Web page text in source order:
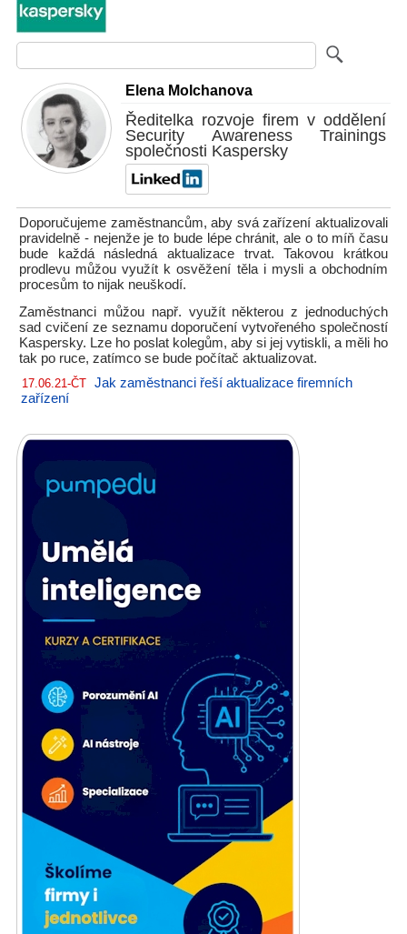
Elena Molchanova
Ředitelka rozvoje firem v oddělení
Security Awareness Trainings
společnosti Kaspersky
Doporučujeme zaměstnancům, aby svá zařízení aktualizovali
pravidelně - nejenže je to bude lépe chránit, ale o to míň času
bude každá následná aktualizace trvat. Takovou krátkou
prodlevu můžou využít k osvěžení těla i mysli a obchodním
procesům to nijak neuškodí.
Zaměstnanci můžou např. využít některou z jednoduchých
sad cvičení ze seznamu doporučení vytvořeného společností
Kaspersky. Lze ho poslat kolegům, aby si jej vytiskli, a měli ho
tak po ruce, zatímco se bude počítač aktualizovat.
17.06.21-ČT Jak zaměstnanci řeší aktualizace firemních
zařízení